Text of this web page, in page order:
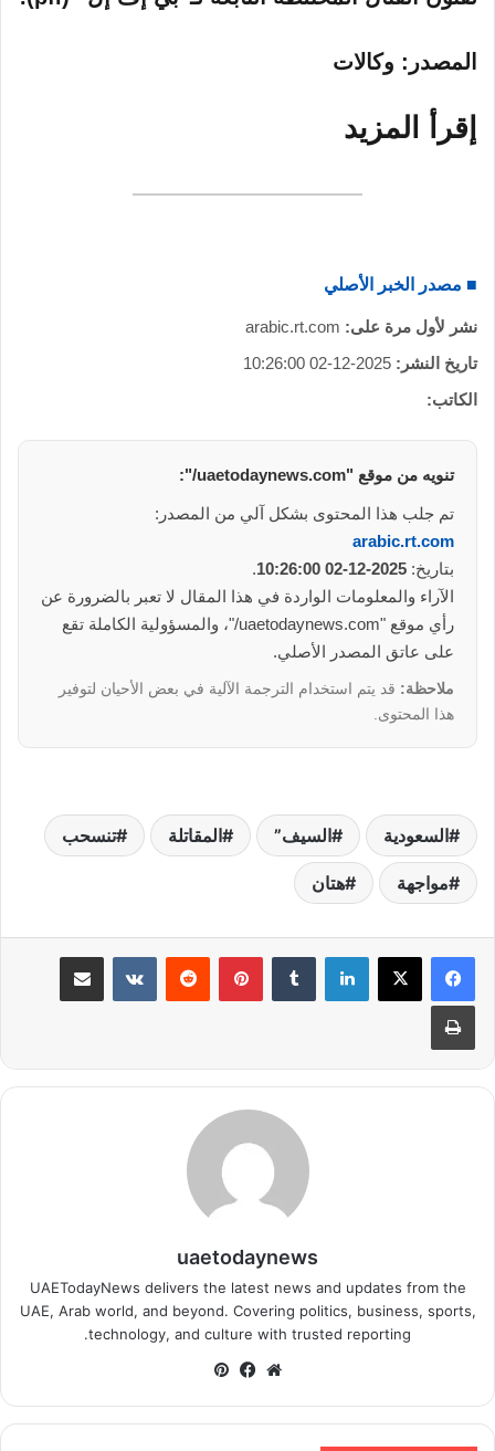
المصدر: وكالات
إقرأ المزيد
■ مصدر الخبر الأصلي
نشر لأول مرة على: arabic.rt.com
تاريخ النشر: 2025-12-02 10:26:00
الكاتب:
تنويه من موقع "uaetodaynews.com/":
تم جلب هذا المحتوى بشكل آلي من المصدر:
arabic.rt.com
بتاريخ: 2025-12-02 10:26:00
.
الآراء والمعلومات الواردة في هذا المقال لا تعبر بالضرورة عن
رأي موقع "uaetodaynews.com/"، والمسؤولية الكاملة تقع
على عاتق المصدر الأصلي.
ملاحظة: قد يتم استخدام الترجمة الآلية في بعض الأحيان لتوفير
هذا المحتوى.
السعودية السيف” المقاتلة تنسحب
مواجهة هتان
لينكدإن بينتيريست مشاركة عبر البريد
طباعة
uaetodaynews
UAETodayNews delivers the latest news and updates from the
UAE, Arab world, and beyond. Covering politics, business, sports,
technology, and culture with trusted reporting.
موقعفيسبوك